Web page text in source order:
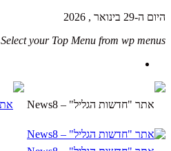
היום ה-29 בינואר , 2026
Select your Top Menu from wp menus